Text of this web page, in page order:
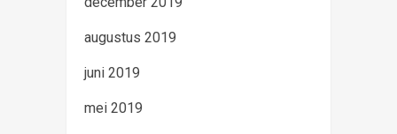
augustus 2019
juni 2019
mei 2019